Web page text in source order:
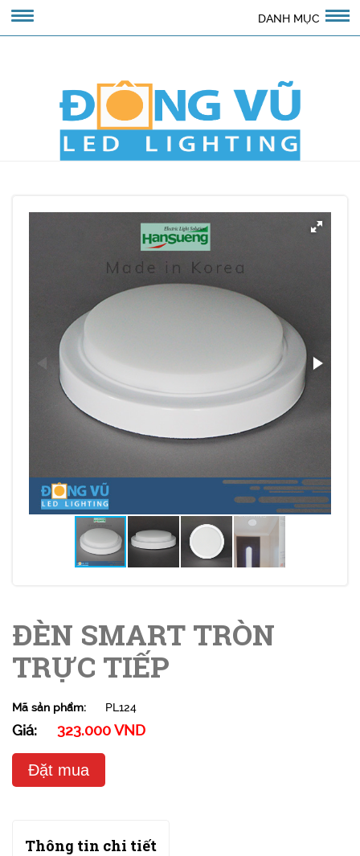
DANH MỤC
ĐÈN SMART TRÒN
TRỰC TIẾP
Mã sản phẩm: PL124
Giá: 323.000 VND
Đặt mua
Thông tin chi tiết